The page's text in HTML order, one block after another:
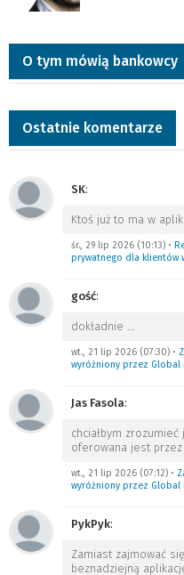
O tym mówią bankowcy
Ostatnie komentarze
SK:
Ktoś już to ma w
śr., 29 lip 2026 (10:13) •
prywatnego dla klientów
gość:
dokładnie …
wt., 21 lip 2026 (07:30) •
wyróżniony przez Global
Jas Fasola:
chciałbym zrozumieć
oferowana jest
wt., 21 lip 2026 (07:12) •
wyróżniony przez Global
PykPyk:
Zamiast zajmować
beznadziejną